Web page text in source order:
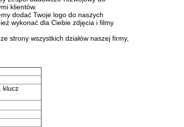
klientów.
dodać Twoje logo do naszych
wykonać dla Ciebie zdjęcia i filmy
strony wszystkich działów naszej firmy,
klucz